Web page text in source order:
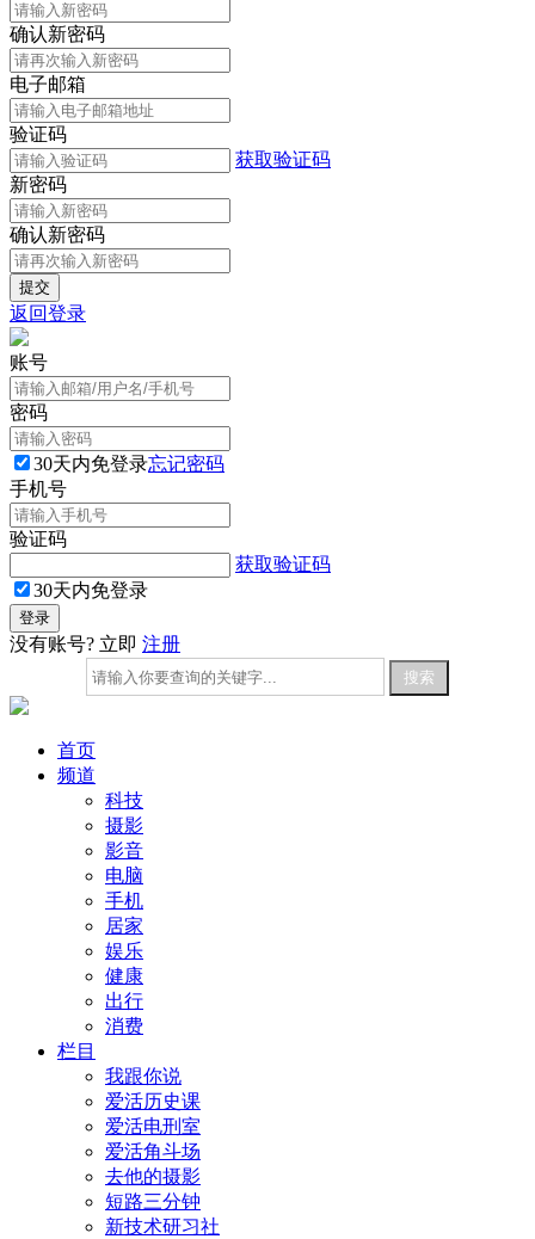
确认新密码
电子邮箱
验证码
获取验证码
新密码
确认新密码
返回登录
账号
密码
30天内免登录忘记密码
手机号
验证码
获取验证码
30天内免登录
没有账号? 立即 注册
首页
频道
科技
摄影
影音
电脑
手机
居家
娱乐
健康
出行
消费
栏目
我跟你说
爱活历史课
爱活电刑室
爱活角斗场
去他的摄影
短路三分钟
新技术研习社